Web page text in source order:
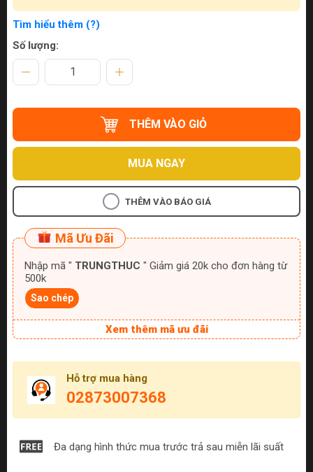
Tìm hiểu thêm (?)
Số lượng:
THÊM VÀO GIỎ
MUA NGAY
THÊM VÀO BÁO GIÁ
Mã Ưu Đãi
Nhập mã " TRUNGTHUC " Giảm giá 20k cho đơn hàng từ
500k
Sao chép
Xem thêm mã ưu đãi
Hỗ trợ mua hàng
02873007368
Đa dạng hình thức mua trước trả sau miễn lãi suất